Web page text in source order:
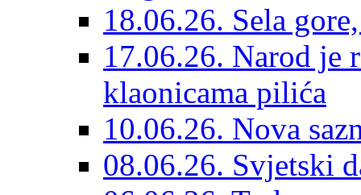
18.06.26. Sela
17.06.26. Narod je
klaonicama pilića
10.06.26. Nova
08.06.26. Svjetski